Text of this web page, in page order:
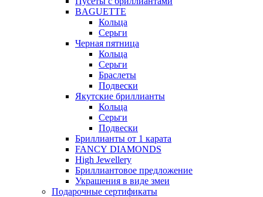
BAGUETTE
Кольца
Серьги
Черная пятница
Кольца
Серьги
Браслеты
Подвески
Якутские бриллианты
Кольца
Серьги
Подвески
Бриллианты от 1 карата
FANCY DIAMONDS
High Jewellery
Бриллиантовое предложение
Украшения в виде змеи
Подарочные сертификаты